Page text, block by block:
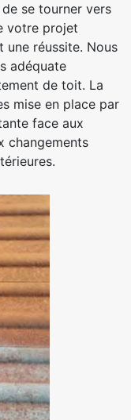
se tourner vers
votre projet
réussite. Nous
adéquate
de toit. La
mise en place par
face aux
changements